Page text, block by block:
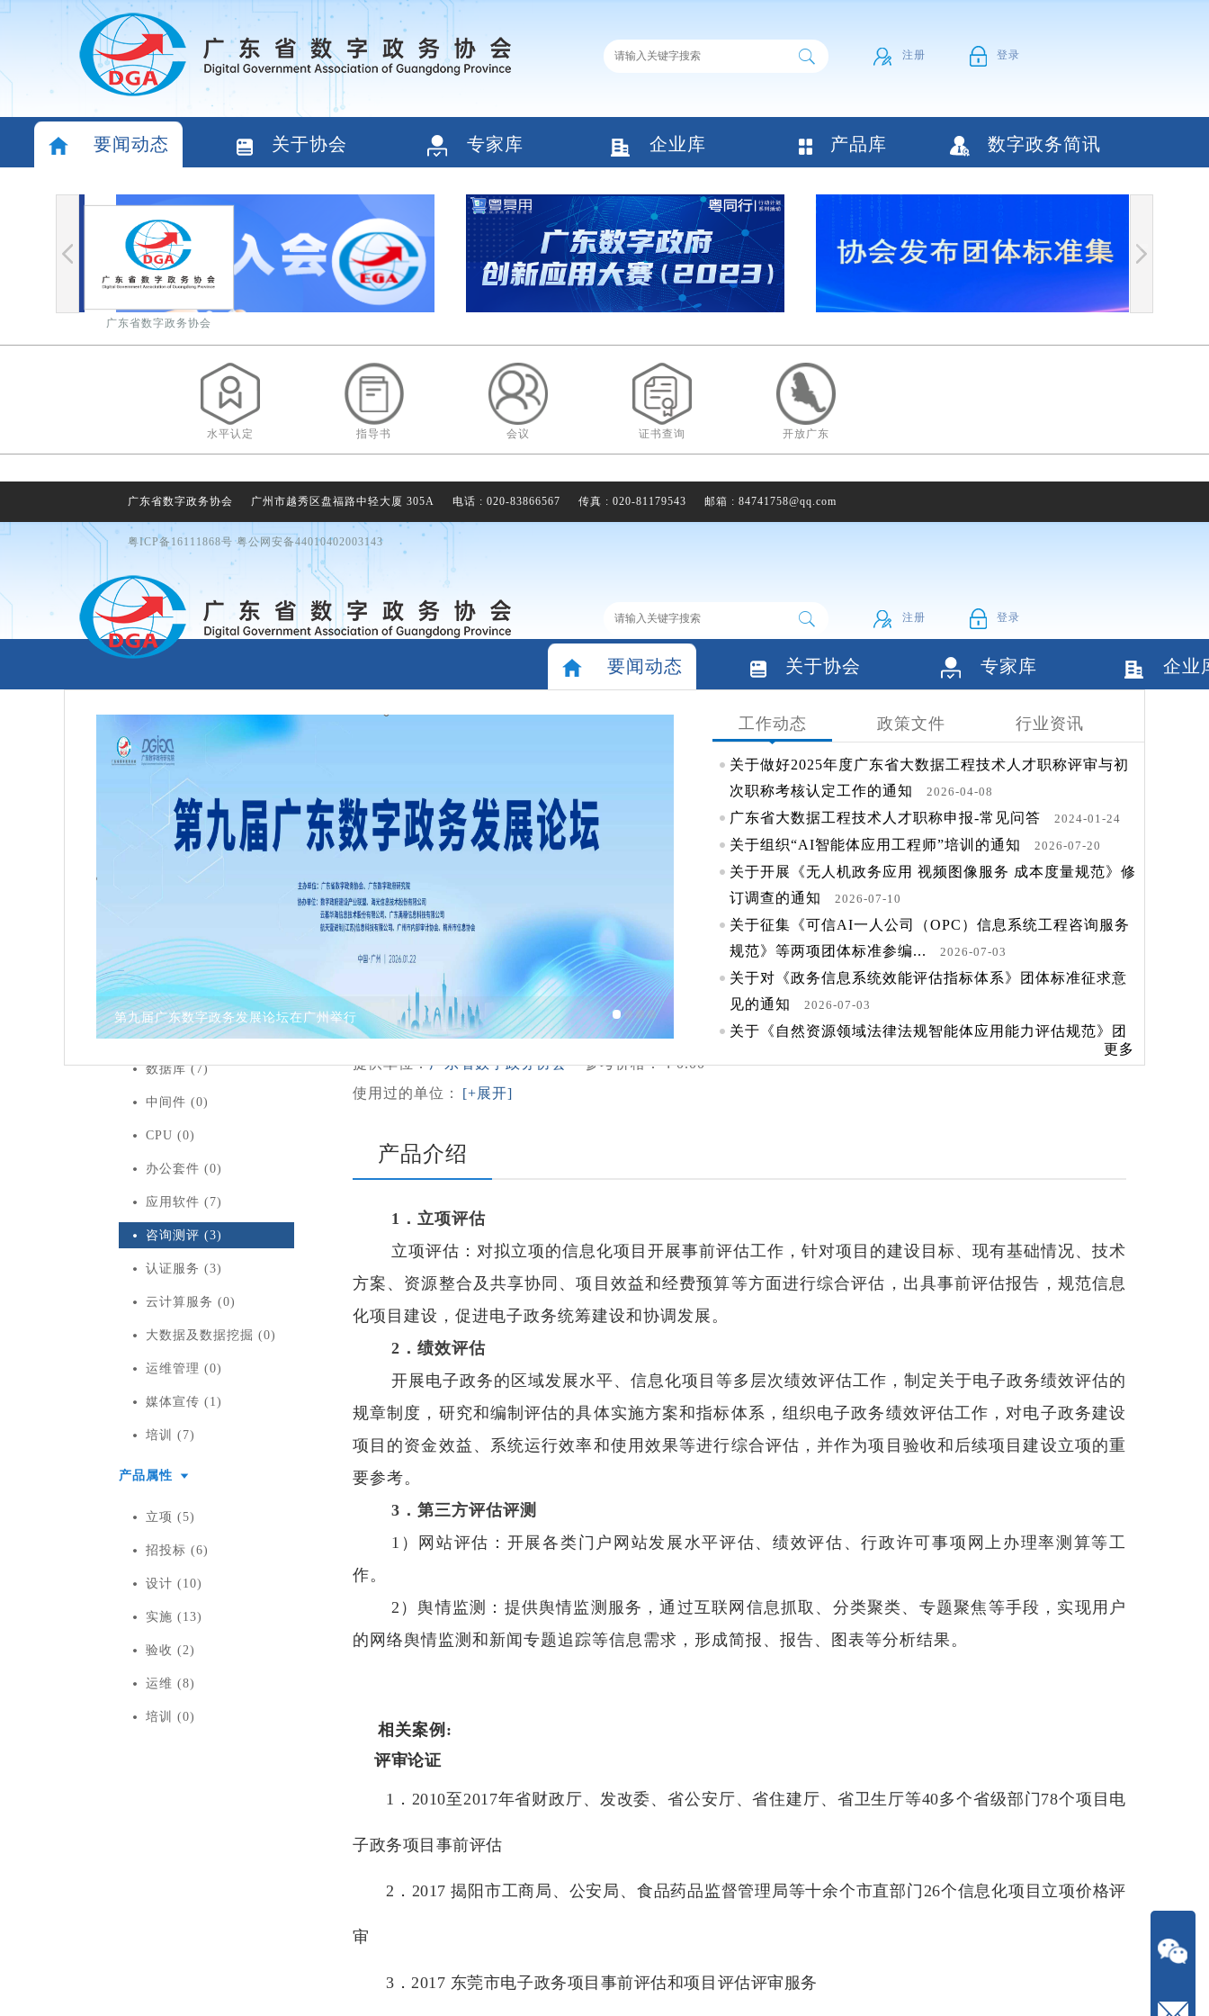
注册 登录
要闻动态 关于协会 专家库 企业库 产品库 数字政务简讯
水平认定 指导书 会议 证书查询 开放广东
广东省数字政务协会 广州市越秀区盘福路中轻大厦 305A 电话 : 020-83866567 传真 : 020-81179543 邮箱 : 84741758@qq.com
粤ICP备16111868号 粤公网安备44010402003143
注册 登录
要闻动态 关于协会 专家库 企业
产品库 数字政务简讯
广东省电子政务协会第三届会员大会暨第三届...
工作动态 政策文件 行业资讯
关于做好2025年度广东省大数据工程技术人才职称评审与初
次职称考核认定工作的通知 2026-04-08
广东省大数据工程技术人才职称申报-常见问答 2024-01-24
关于组织“AI智能体应用工程师”培训的通知 2026-07-20
关于开展《无人机政务应用 视频图像服务 成本度量规范》修
订调查的通知 2026-07-10
关于征集《可信AI一人公司（OPC）信息系统工程咨询服务
规范》等两项团体标准参编... 2026-07-03
关于对《政务信息系统效能评估指标体系》团体标准征求意
见的通知 2026-07-03
关于《自然资源领域法律法规智能体应用能力评估规范》团
关于举办“破局·重构·提效：AI赋能政务信息化项目治理与第
关于《数字政府统一基础运维规范 第8部分：人工智能服务
服务大厅智能体应用驾驭工程实...2026-05-19
更多
广东省数字政务协会
全部 (39)
服务器 (3)
操作系统 (4)
数据库 (7)
中间件 (0)
CPU (0)
办公套件 (0)
应用软件 (7)
咨询测评 (3)
认证服务 (3)
云计算服务 (0)
大数据及数据挖掘 (0)
运维管理 (0)
媒体宣传 (1)
培训 (7)
产品属性
立项 (5)
招投标 (6)
设计 (10)
实施 (13)
验收 (2)
运维 (8)
培训 (0)
信息化项目综合评估
金牌服务 高端产品
简介：【绩效评估】电子政务区域发展水平、服务能力、服务效果综合评估、以及电子政务项目的资金效益、系统
运行效率和使用效果等进行综合评估。【验收评估】对项目进行符合性审查，组织第三方软件评测和安全检测、专
家验收、形成最终验收报告。【预算评估】对电子政务项目预算编制进行评估论证，包括对预算方案和预算费用科
学性和合理性评估，出具预算评估报告。......
提供单位：广东省数字政务协会参考价格：￥0.00
使用过的单位：
[+展开]
产品介绍
1． 立项评估
立项评估：对拟立项的信息化项目开展事前评估工作，针对项目的建设目标、现有基础情况、技术
方案、资源整合及共享协同、项目效益和经费预算等方面进行综合评估，出具事前评估报告，规范信息
化项目建设，促进电子政务统筹建设和协调发展。
2． 绩效评估
开展电子政务的区域发展水平、信息化项目等多层次绩效评估工作，制定关于电子政务绩效评估的
规章制度，研究和编制评估的具体实施方案和指标体系，组织电子政务绩效评估工作，对电子政务建设
项目的资金效益、系统运行效率和使用效果等进行综合评估，并作为项目验收和后续项目建设立项的重
要参考。
3． 第三方评估评测
1）网站评估：开展各类门户网站发展水平评估、绩效评估、行政许可事项网上办理率测算等工
作。
2）舆情监测：提供舆情监测服务，通过互联网信息抓取、分类聚类、专题聚焦等手段，实现用户
的网络舆情监测和新闻专题追踪等信息需求，形成简报、报告、图表等分析结果。
相关案例 :
评审论证
1．2010至2017年省财政厅、发改委、省公安厅、省住建厅、省卫生厅等40多个省级部门78个项目电
子政务项目事前评估
2．2017 揭阳市工商局、公安局、食品药品监督管理局等十余个市直部门26个信息化项目立项价格评
审
3．2017 东莞市电子政务项目事前评估和项目评估评审服务